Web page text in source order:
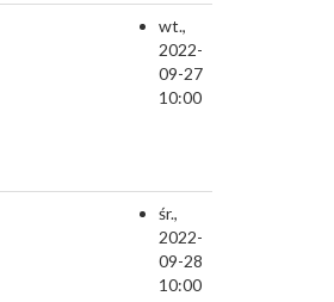
wt.,
2022-
09-27
10:00
śr.,
2022-
09-28
10:00